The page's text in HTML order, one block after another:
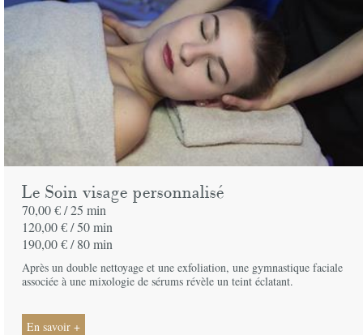
Le Soin visage personnalisé
70,00 € /25 min
120,00 € /50 min
190,00 € /80 min
Après un double nettoyage et une exfoliation, une gymnastique faciale
associée à une mixologie de sérums révèle un teint éclatant.
En savoir +